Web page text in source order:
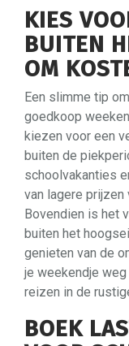
KIES
BUITEN
OM
Een slimme tip
goedkoop
kiezen voor een
buiten de
schoolvakanties
van lagere
Bovendien is het
buiten het
genieten van de
je weekendje
reizen in de
BOEK